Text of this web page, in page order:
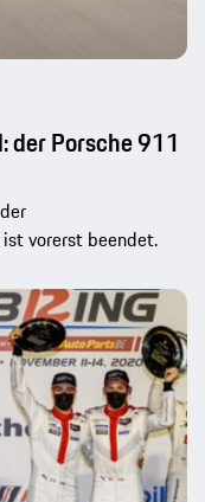
der Porsche 911
vorerst beendet.